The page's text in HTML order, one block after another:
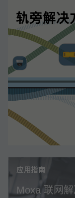
轨旁解决
应用指南
Moxa 联网